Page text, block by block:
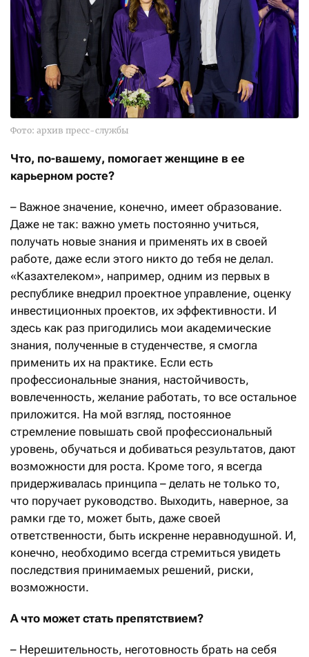
Фото: архив пресс-службы
Что, по-вашему, помогает женщине в ее
карьерном росте?
– Важное значение, конечно, имеет образование.
Даже не так: важно уметь постоянно учиться,
получать новые знания и применять их в своей
работе, даже если этого никто до тебя не делал.
«Казахтелеком», например, одним из первых в
республике внедрил проектное управление, оценку
инвестиционных проектов, их эффективности. И
здесь как раз пригодились мои академические
знания, полученные в студенчестве, я смогла
применить их на практике. Если есть
профессиональные знания, настойчивость,
вовлеченность, желание работать, то все остальное
приложится. На мой взгляд, постоянное
стремление повышать свой профессиональный
уровень, обучаться и добиваться результатов, дают
возможности для роста. Кроме того, я всегда
придерживалась принципа – делать не только то,
что поручает руководство. Выходить, наверное, за
рамки где то, может быть, даже своей
ответственности, быть искренне неравнодушной. И,
конечно, необходимо всегда стремиться увидеть
последствия принимаемых решений, риски,
возможности.
А что может стать препятствием?
– Нерешительность, неготовность брать на себя